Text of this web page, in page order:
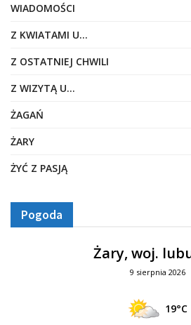
WIADOMOŚCI
Z KWIATAMI U…
Z OSTATNIEJ CHWILI
Z WIZYTĄ U…
ŻAGAŃ
ŻARY
ŻYĆ Z PASJĄ
Pogoda
Żary, woj.
9 sierpnia 2026
19°C